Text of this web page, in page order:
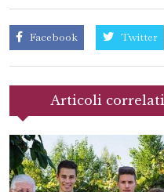
Facebook Twitter
Articoli correlati